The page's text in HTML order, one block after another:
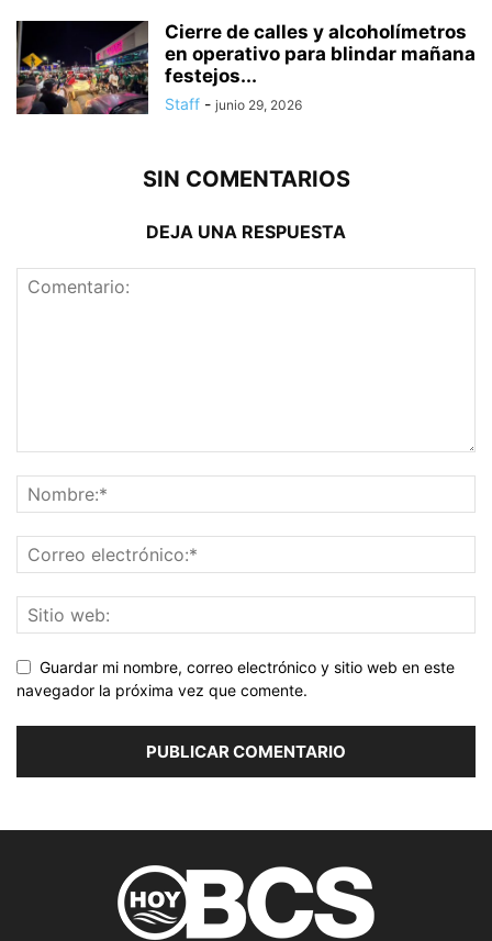
Cierre de calles y alcoholímetros
en operativo para blindar mañana
festejos...
Staff - junio 29, 2026
SIN COMENTARIOS
DEJA UNA RESPUESTA
Guardar mi nombre, correo electrónico y sitio web en este
navegador la próxima vez que comente.